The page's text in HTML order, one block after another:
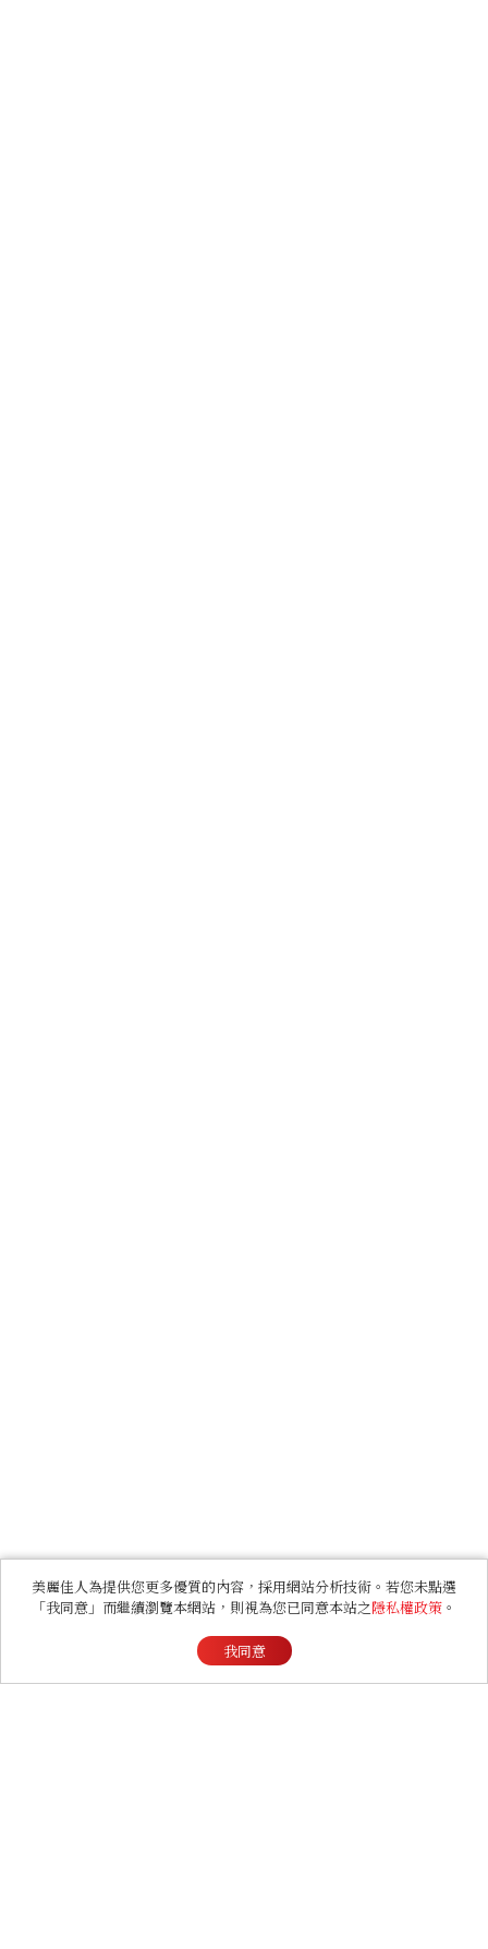
美麗佳人為提供您更多優質的內容，採用網站分析技術。若您未點選
「我同意」而繼續瀏覽本網站，則視為您已同意本站之隱私權政策 。
我同意